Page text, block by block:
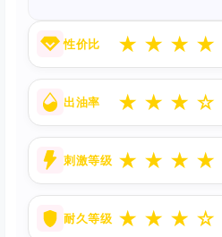
性价比 ★ ★ ★ ★
出油率 ★ ★ ★ ☆
刺激等级 ★ ★ ★ ★
耐久等级 ★ ★ ★ ☆